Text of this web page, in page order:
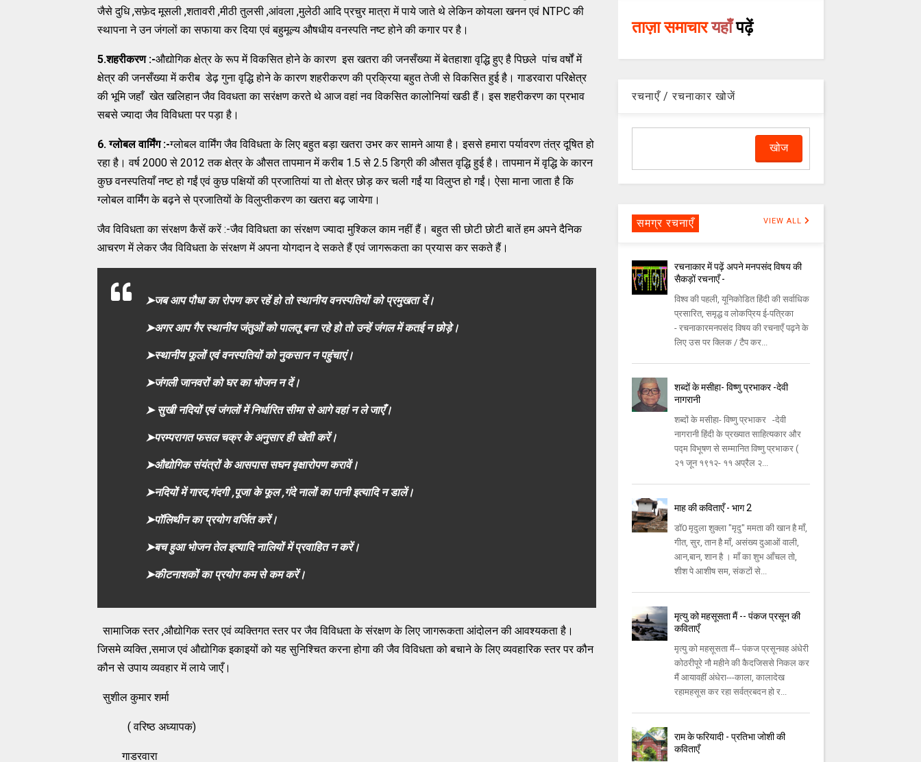
जैसे दुधि ,सफ़ेद मूसली ,शतावरी ,मीठी तुलसी ,आंवला ,मुलेठी आदि प्रचुर मात्रा में पाये जाते थे लेकिन कोयला खनन एवं NTPC की
स्थापना ने उन जंगलों का सफाया कर दिया एवं बहुमूल्य औषधीय वनस्पति नष्ट होने की कगार पर है।
5.शहरीकरण :-औद्योगिक क्षेत्र के रूप में विकसित होने के कारण इस खतरा की जनसँख्या में बेतहाशा वृद्धि हुए है पिछले पांच वर्षों में
क्षेत्र की जनसँख्या में करीब डेढ़ गुना वृद्धि होने के कारण शहरीकरण की प्रक्रिया बहुत तेजी से विकसित हुई है। गाडरवारा परिक्षेत्र
की भूमि जहाँ खेत खलिहान जैव विवधता का सरंक्षण करते थे आज वहां नव विकसित कालोनियां खडी हैं। इस शहरीकरण का प्रभाव
सबसे ज्यादा जैव विविधता पर पड़ा है।
6. ग्लोबल वार्मिंग :-ग्लोबल वार्मिंग जैव विविधता के लिए बहुत बड़ा खतरा उभर कर सामने आया है। इससे हमारा पर्यावरण तंत्र दूषित हो
रहा है। वर्ष 2000 से 2012 तक क्षेत्र के औसत तापमान में करीब 1.5 से 2.5 डिग्री की औसत वृद्धि हुई है। तापमान में वृद्धि के कारन
कुछ वनस्पतियाँ नष्ट हो गईं एवं कुछ पक्षियों की प्रजातियां या तो क्षेत्र छोड़ कर चली गईं या विलुप्त हो गईं। ऐसा माना जाता है कि
ग्लोबल वार्मिंग के बढ़ने से प्रजातियों के विलुप्तीकरण का खतरा बढ़ जायेगा।
जैव विविधता का संरक्षण कैसें करें :-जैव विविधता का संरक्षण ज्यादा मुश्किल काम नहीं हैं। बहुत सी छोटी छोटी बातें हम अपने दैनिक
आचरण में लेकर जैव विविधता के संरक्षण में अपना योगदान दे सकते हैं एवं जागरूकता का प्रयास कर सकते हैं।
➤जब आप पौधा का रोपण कर रहें हो तो स्थानीय वनस्पतियों को प्रमुखता दें।
➤अगर आप गैर स्थानीय जंतुओं को पालतू बना रहे हो तो उन्हें जंगल में कतई न छोड़े।
➤स्थानीय फूलों एवं वनस्पतियों को नुकसान न पहुंचाएं।
➤जंगली जानवरों को घर का भोजन न दें।
➤ सुखी नदियों एवं जंगलों में निर्धारित सीमा से आगे वहां न ले जाएँ।
➤परम्परागत फसल चक्र के अनुसार ही खेती करें।
➤औद्योगिक संयंत्रों के आसपास सघन वृक्षारोपण करावें।
➤नदियों में गारद,गंदगी ,पूजा के फूल ,गंदे नालों का पानी इत्यादि न डालें।
➤पॉलिथीन का प्रयोग वर्जित करें।
➤बच हुआ भोजन तेल इत्यादि नालियों में प्रवाहित न करें।
➤कीटनाशकों का प्रयोग कम से कम करें।
सामाजिक स्तर ,औद्योगिक स्तर एवं व्यक्तिगत स्तर पर जैव विविधता के संरक्षण के लिए जागरूकता आंदोलन की आवश्यकता है।
जिसमे व्यक्ति ,समाज एवं औद्योगिक इकाइयों को यह सुनिश्चित करना होगा की जैव विविधता को बचाने के लिए व्यवहारिक स्तर पर कौन
कौन से उपाय व्यवहार में लाये जाएँ।
सुशील कुमार शर्मा
( वरिष्ठ अध्यापक)
गाडरवारा
ताज़ा समाचारयहाँपढ़ें
रचनाएँ / रचनाकार खोजें
समग्र रचनाएँ VIEW ALL
रचनाकार में पढ़ें अपने मनपसंद विषय की
सैकड़ों रचनाएँ -
विश्व की पहली, यूनिकोडित हिंदी की सर्वाधिक
प्रसारित, समृद्ध व लोकप्रिय ई-पत्रिका
- रचनाकारमनपसंद विषय की रचनाएँ पढ़ने के
लिए उस पर क्लिक / टैप कर...
शब्दों के मसीहा- विष्णु प्रभाकर -देवी
नागरानी
शब्दों के मसीहा- विष्णु प्रभाकर -देवी
नागरानी हिंदी के प्रख्यात साहित्यकार और
पद्म विभूषण से सम्मानित विष्णु प्रभाकर (
२१ जून १९१२- ११ अप्रैल २...
माह की कविताएँ - भाग 2
डॉ0 मृदुला शुक्ला "मृदु" ममता की खान है माँ,
गीत, सुर, तान है माँ, असंख्य दुआओं वाली,
आन,बान, शान है । माँ का शुभ आँचल तो,
शीश पे आशीष सम, संकटों से...
मृत्यु को महसूसता मैं -- पंकज प्रसून की
कविताएँ
मृत्यु को महसूसता मैं-- पंकज प्रसूनवह अंधेरी
कोठरीपूरे नौ महीने की कैदजिससे निकल कर
मैं आयावहीं अंधेरा---काला, कालादेख
रहामहसूस कर रहा सर्वत्रबदन हो र...
राम के फरियादी - प्रतिभा जोशी की
कविताएँ